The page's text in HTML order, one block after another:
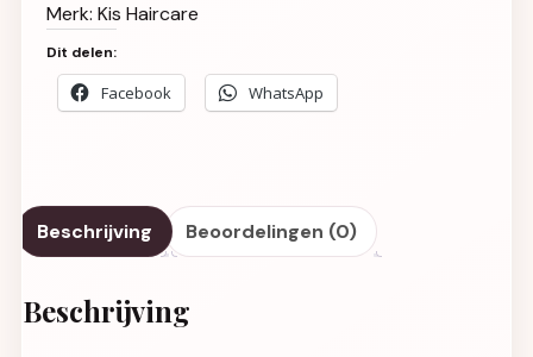
Merk: Kis Haircare
Dit delen:
Facebook WhatsApp
Beschrijving Beoordelingen (0)
Beschrijving